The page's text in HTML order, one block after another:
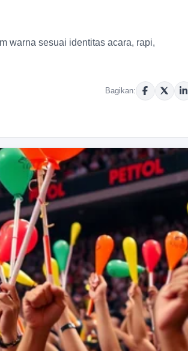
warna sesuai identitas acara, rapi,
Bagikan: